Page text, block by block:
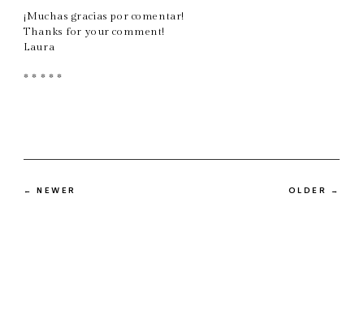
¡Muchas gracias por comentar!
Thanks for your comment!
Laura
* * * * *
← NEWER OLDER →